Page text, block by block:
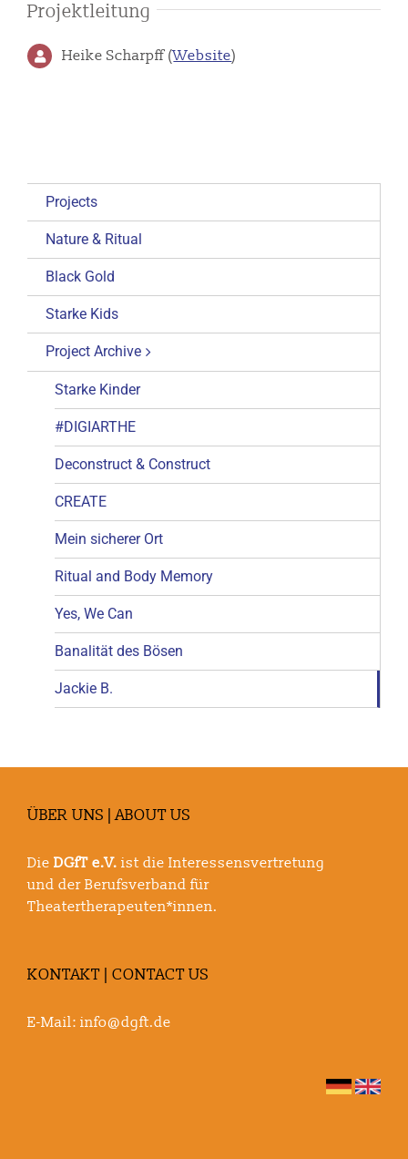
Projektleitung
Heike Scharpff (Website)
Projects
Nature & Ritual
Black Gold
Starke Kids
Project Archive
Starke Kinder
#DIGIARTHE
Deconstruct & Construct
CREATE
Mein sicherer Ort
Ritual and Body Memory
Yes, We Can
Banalität des Bösen
Jackie B.
ÜBER UNS | ABOUT US
Die DGfT e.V. ist die Interessensvertretung
und der Berufsverband für
Theatertherapeuten*innen.
KONTAKT | CONTACT US
E-Mail: info@dgft.de